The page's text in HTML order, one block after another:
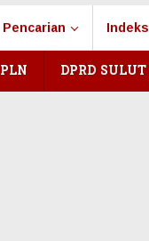
Pencarian Indeks
PLN DPRD SULUT